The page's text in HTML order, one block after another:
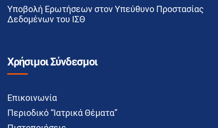
Υποβολή Ερωτήσεων στον Υπεύθυνο Προστασίας
Δεδομένων του ΙΣΘ
Χρήσιμοι Σύνδεσμοι
Επικοινωνία
Περιοδικό “Ιατρικά Θέματα”